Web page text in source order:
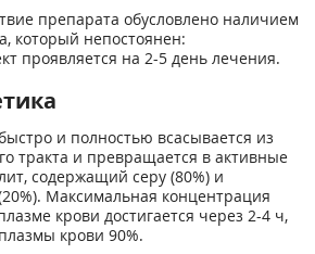
препарата обусловлено наличием
который непостоянен:
проявляется на 2-5 день лечения.
и полностью всасывается из
тракта и превращается в активные
содержащий серу (80%) и
Максимальная концентрация
крови достигается через 2-4 ч,
крови 90%.